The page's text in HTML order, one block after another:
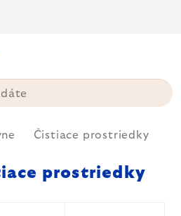
Čistiace prostriedky
prostriedky